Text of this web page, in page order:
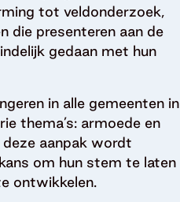
tot veldonderzoek,
die presenteren aan de
gedaan met hun
in alle gemeenten in
thema’s: armoede en
aanpak wordt
om hun stem te laten
ontwikkelen.